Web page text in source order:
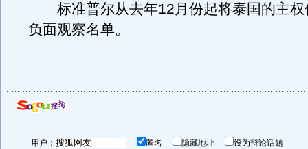
标准普尔从去年12月份起将泰国的主权
负面观察名单。
用户： 匿名 隐藏地址 设为辩论话题